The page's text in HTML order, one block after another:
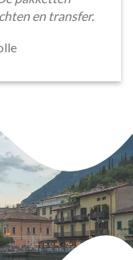
en transfer.